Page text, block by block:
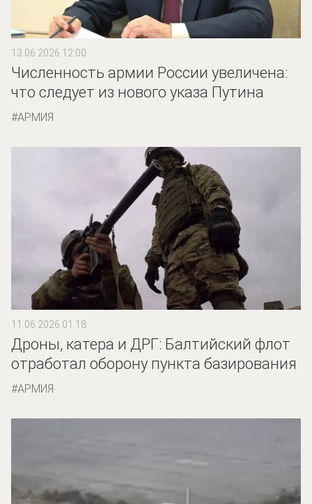
13.06.2026 12:00
Численность армии России увеличена:
что следует из нового указа Путина
АРМИЯ
11.06.2026 01:18
Дроны, катера и ДРГ: Балтийский флот
отработал оборону пункта базирования
АРМИЯ